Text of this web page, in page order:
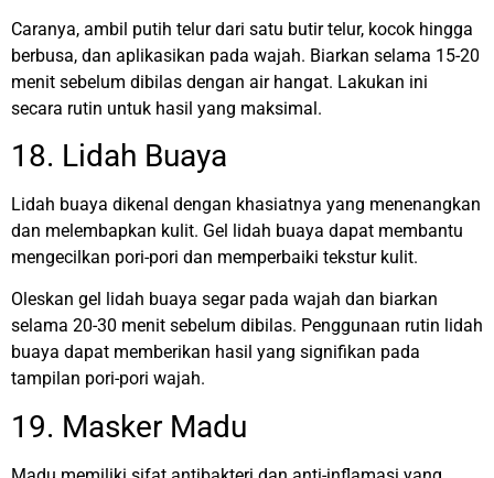
Caranya, ambil putih telur dari satu butir telur, kocok hingga
berbusa, dan aplikasikan pada wajah. Biarkan selama 15-20
menit sebelum dibilas dengan air hangat. Lakukan ini
secara rutin untuk hasil yang maksimal.
18. Lidah Buaya
Lidah buaya dikenal dengan khasiatnya yang menenangkan
dan melembapkan kulit. Gel lidah buaya dapat membantu
mengecilkan pori-pori dan memperbaiki tekstur kulit.
Oleskan gel lidah buaya segar pada wajah dan biarkan
selama 20-30 menit sebelum dibilas. Penggunaan rutin lidah
buaya dapat memberikan hasil yang signifikan pada
tampilan pori-pori wajah.
19. Masker Madu